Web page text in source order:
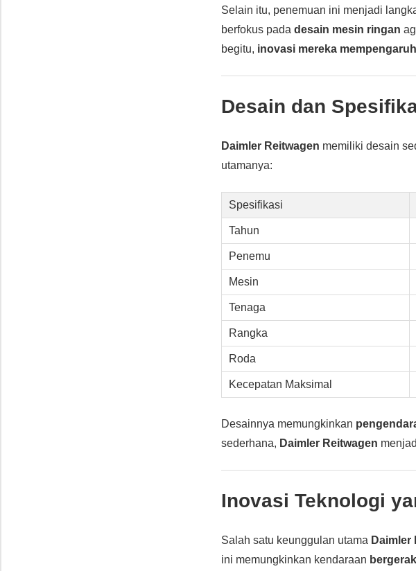
Selain itu, penemuan ini menjadi
berfokus padadesain mesin ringan
begitu, inovasi mereka
Desain dan
Daimler Reitwagen memiliki desain
utamanya:
Spesifikasi
Tahun
Penemu
Mesin
Tenaga
Rangka
Roda
Kecepatan Maksimal
Desainnya memungkinkan
sederhana, Daimler Reitwagen
Inovasi Teknologi
Salah satu keunggulan utama Daimler
ini memungkinkan kendaraan